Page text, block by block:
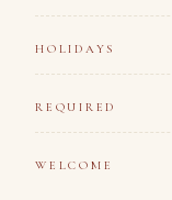
HOLIDAYS
REQUIRED
WELCOME